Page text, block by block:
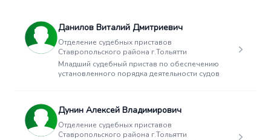
Данилов Виталий Дмитриевич
Отделение судебных приставов
Ставропольского района г.Тольятти
Младший судебный пристав по обеспечению
установленного порядка деятельности судов
Дунин Алексей Владимирович
Отделение судебных приставов
Ставропольского района г.Тольятти